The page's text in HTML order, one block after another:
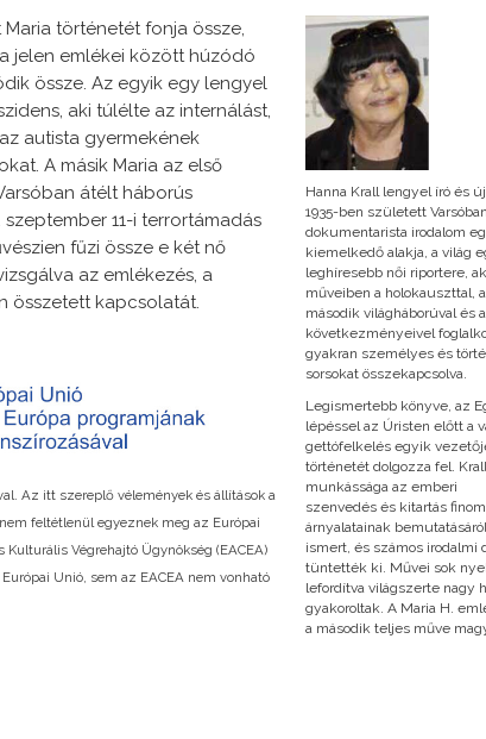
Maria történetét fonja össze,
jelen emlékei között húzódó
össze. Az egyik egy lengyel
aki túlélte az internálást,
autista gyermekének
A másik Maria az első
átélt háborús
11-i terrortámadás
fűzi össze e két nő
az emlékezés, a
összetett kapcsolatát.
Az itt szereplő vélemények és állítások a
feltétlenül egyeznek meg az Európai
Kulturális Végrehajtó Ügynökség (EACEA)
Unió, sem az EACEA nem vonható
Hanna Krall lengyel író és
1935-ben született
dokumentarista irodalom
kiemelkedő alakja, a világ
leghíresebb női riportere,
műveiben a holokauszttal, a
második világháborúval és
következményeivel
gyakran személyes és
sorsokat összekapcsolva.
Legismertebb könyve, az
lépéssel az Úristen előtt a
gettófelkelés egyik
történetét dolgozza fel. Krall
munkássága az emberi
szenvedés és kitartás finom
árnyalatainak bemutatásáról
ismert, és számos irodalmi
tüntették ki. Művei sok
lefordítva világszerte nagy
gyakoroltak. A Maria H.
a második teljes műve